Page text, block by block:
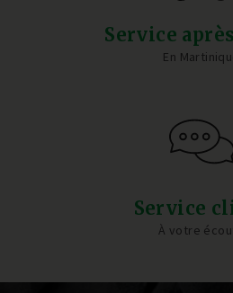
Service
En
Service
À votre